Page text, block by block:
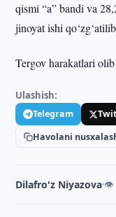
qismi “a” bandi va
jinoyat ishi
Tergov harakatlari
Ulashish:
Telegram
Havolani
Dilafro'z Niyazova·👁